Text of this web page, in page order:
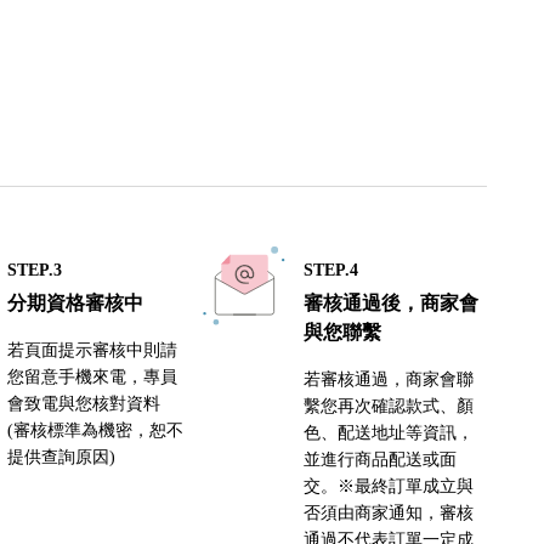
STEP.3
分期資格審核中
若頁面提示審核中則請
您留意手機來電，專員
會致電與您核對資料
(審核標準為機密，恕不
提供查詢原因)
STEP.4
審核通過後，商家會
與您聯繫
若審核通過，商家會聯
繫您再次確認款式、顏
色、配送地址等資訊，
並進行商品配送或面
交。※最終訂單成立與
否須由商家通知，審核
通過不代表訂單一定成